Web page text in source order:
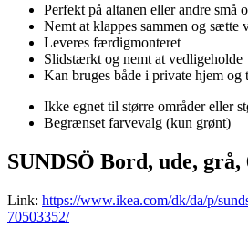
Perfekt på altanen eller andre små
Nemt at klappes sammen og sætte
Leveres færdigmonteret
Slidstærkt og nemt at vedligeholde
Kan bruges både i private hjem
Ikke egnet til større områder eller
Begrænset farvevalg (kun grønt)
SUNDSÖ Bord, ude, grå,
Link: https://www.ikea.com/dk/da/p/
70503352/